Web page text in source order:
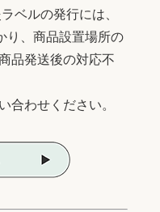
ベルの発行には、
り、商品設置場所の
品発送後の対応不
合わせください。